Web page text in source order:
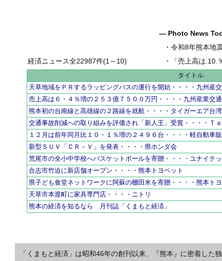
― Photo News
・令和8年熊本地
・
「売上高は.10.％増の
経済ニュース全22987件(1～10)
タイトル
天草地域をＰＲするラッピングバスの運行を開始・・・・九州産
売上高は６・４％増の２５３億７５００万円・・・・九州産業交
熊本初の台南線と高雄線の２路線を就航・・・・タイガーエア台湾
交通事故削減への取り組みを評価され「新人王」受賞・・・・Ｔ
１２月は前年同月比１０・１％増の２４９６台・・・・軽自動車
新型ＳＵＶ「ＣＲ－Ｖ」を発表・・・・県ホンダ会
荒尾市の全小中学校へバスケットボールを寄贈・・・・ユナイテ
合志市竹迫に新店舗オープン・・・・熊本トヨペット
県子ども食堂ネットワークに阿蘇の棚田米を寄贈・・・・熊本ト
天草市本渡町に家具専門店・・・・ニトリ
熊本の経済を知るなら 月刊誌「くまもと経済」
「くまもと経済」は昭和46年の創刊以来、『熊本』に密着し